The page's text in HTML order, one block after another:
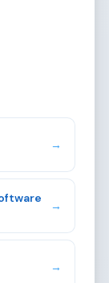
→
→
→